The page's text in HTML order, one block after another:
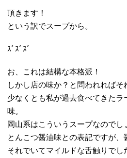
頂きます！
という訳でスープから。
ｽﾞｽﾞｽﾞ
お、これは結構な本格派！
しかし店の味か？と問われればそ
少なくとも私が過去食べてきたラ
味。
岡山系はこういうスープなのでし
とんこつ醤油味との表記ですが、
それでいてマイルドな舌触りでし